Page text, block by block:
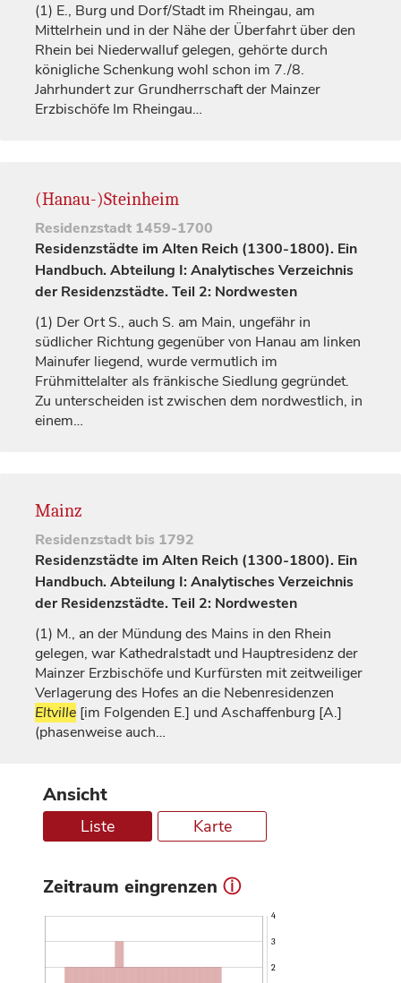
(1) E., Burg und Dorf/Stadt im Rheingau, am
Mittelrhein und in der Nähe der Überfahrt über den
Rhein bei Niederwalluf gelegen, gehörte durch
königliche Schenkung wohl schon im 7./8.
Jahrhundertzur Grundherrschaft der Mainzer
Erzbischöfe Im Rheingau…
(Hanau-)Steinheim
Residenzstadt 1459-1700
Residenzstädte im Alten Reich (1300-1800). Ein
Handbuch. Abteilung I: Analytisches Verzeichnis
der Residenzstädte. Teil 2: Nordwesten
(1) Der Ort S., auch S. am Main, ungefähr in
südlicher Richtung gegenüber von Hanau am linken
Mainufer liegend, wurde vermutlich im
Frühmittelalter als fränkische Siedlung gegründet.
Zu unterscheiden ist zwischen dem nordwestlich, in
einem…
Mainz
Residenzstadt bis 1792
Residenzstädte im Alten Reich (1300-1800). Ein
Handbuch. Abteilung I: Analytisches Verzeichnis
der Residenzstädte. Teil 2: Nordwesten
(1) M., an der Mündung des Mains in den Rhein
gelegen, war Kathedralstadt und Hauptresidenz der
Mainzer Erzbischöfe und Kurfürsten mit zeitweiliger
Verlagerung des Hofes an die Nebenresidenzen
Eltville [im Folgenden E.] und Aschaffenburg [A.]
(phasenweise auch…
Ansicht
Liste Karte
Zeitraum eingrenzen ⓘ
4
2
3